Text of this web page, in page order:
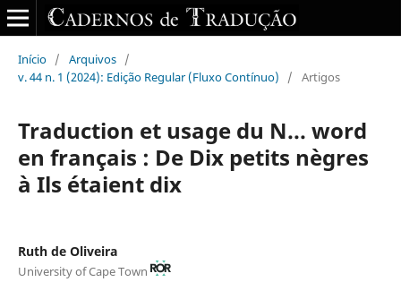
Início / Arquivos /
v. 44 n. 1 (2024): Edição Regular (Fluxo Contínuo)
/ Artigos
Traduction et usage du N... word
en français : De Dix petits nègres
à Ils étaient dix
Ruth de Oliveira
University of Cape Town